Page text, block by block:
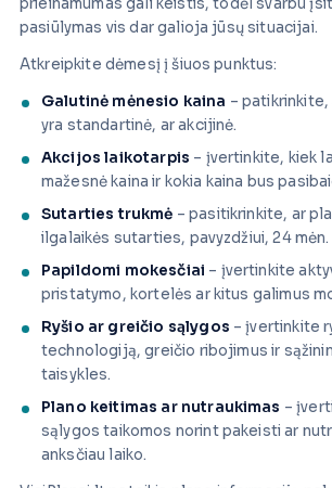
prieinamumas gali keistis, todėl svarbu
pasiūlymas vis dar galioja jūsų situacijai.
Atkreipkite dėmesį į šiuos punktus:
Galutinė mėnesio kaina – patikrinkite,
yra standartinė, ar akcijinė.
Akcijos laikotarpis – įvertinkite, kiek
mažesnė kaina ir kokia kaina bus
Sutarties trukmė – pasitikrinkite, ar
ilgalaikės sutarties, pavyzdžiui, 24
Papildomi mokesčiai – įvertinkite
pristatymo, kortelės ar kitus galimus
Ryšio ar greičio sąlygos – įvertinkite
technologiją, greičio ribojimus ir
taisykles.
Plano keitimas ar nutraukimas –
sąlygos taikomos norint pakeisti ar
anksčiau laiko.